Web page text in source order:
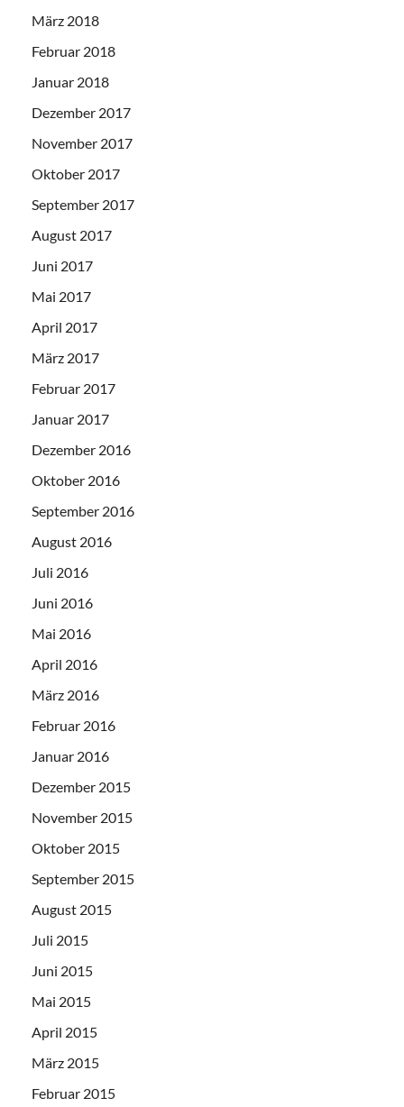
März 2018
Februar 2018
Januar 2018
Dezember 2017
November 2017
Oktober 2017
September 2017
August 2017
Juni 2017
Mai 2017
April 2017
März 2017
Februar 2017
Januar 2017
Dezember 2016
Oktober 2016
September 2016
August 2016
Juli 2016
Juni 2016
Mai 2016
April 2016
März 2016
Februar 2016
Januar 2016
Dezember 2015
November 2015
Oktober 2015
September 2015
August 2015
Juli 2015
Juni 2015
Mai 2015
April 2015
März 2015
Februar 2015